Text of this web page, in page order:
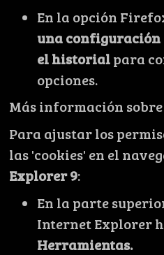
En la opción
una
el historialpara
opciones.
Más información
Para ajustar los
las 'cookies' en el
Explorer 9:
En la parte
Internet Explorer
Herramientas.